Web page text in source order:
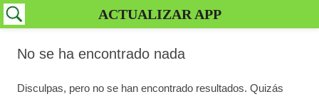
No se ha encontrado nada
Disculpas, pero no se han encontrado resultados. Quizás
ACTUALIZAR APP